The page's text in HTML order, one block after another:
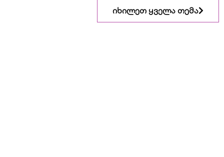
იხილეთ ყველა თემა